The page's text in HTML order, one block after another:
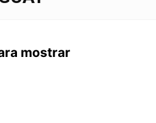
mostrar